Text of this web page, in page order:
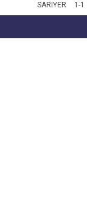
SARIYER 1-1